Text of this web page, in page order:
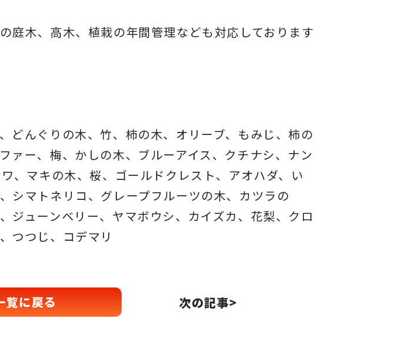
庭木、高木、 植栽の年間管理なども対応しております
どんぐりの木、竹、柿の木、オリーブ、もみじ、柿の
ァー、梅、かしの木、ブルーアイス、 クチナシ、ナン
、マキの木、桜、
ゴールドクレスト、アオハダ、い
シマトネリコ、 グレープフルーツの木、カツラの
ジューンベリー、ヤマボウシ、カイズカ、 花梨、クロ
つつじ、コデマリ
覧に戻る 次の記事>